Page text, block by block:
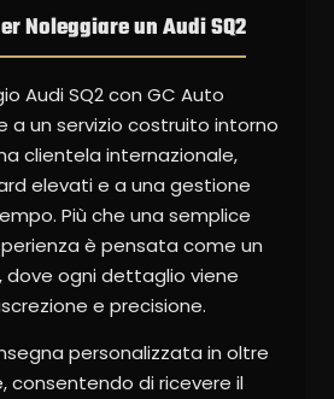
Noleggiare un Audi SQ2
Audi SQ2 con GC Auto
a un servizio costruito intorno
clientela internazionale,
elevati e a una gestione
Più che una semplice
è pensata come un
dove ogni dettaglio viene
e precisione.
personalizzata in oltre
consentendo di ricevere il